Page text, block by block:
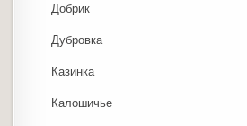
Добрик
Дубровка
Казинка
Калошичье